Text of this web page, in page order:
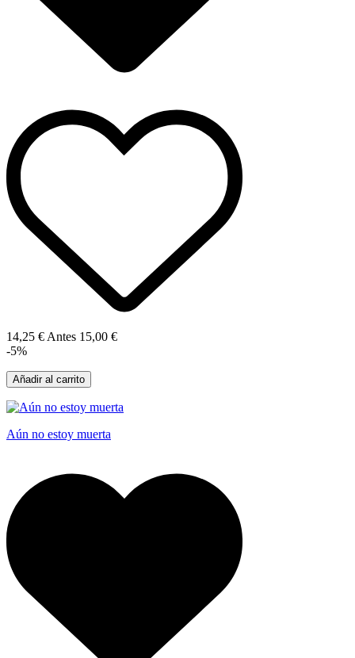
14,25 €Antes 15,00 €
-5%
Añadir al carrito
Aún no estoy muerta